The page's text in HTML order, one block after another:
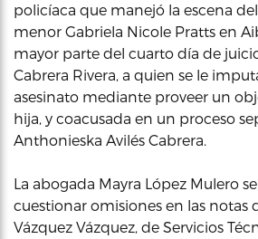
policíaca que manejó la escena
menor Gabriela Nicole Pratts en
mayor parte del cuarto día de
Cabrera Rivera, a quien se le
asesinato mediante proveer un
hija, y coacusada en un proceso
Anthonieska Avilés Cabrera.
La abogada Mayra López Mulero
cuestionar omisiones en las notas
Vázquez Vázquez, de Servicios